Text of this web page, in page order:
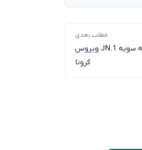
مطلب بعدی
ابتلای ۸۶ درصد بیماران کووید۱۹ به سویه JN.1 ویروس
کرونا